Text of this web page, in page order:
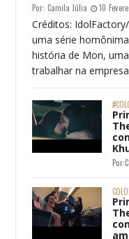
Por: Camila Júlia 10
Créditos: IdolFactory/
uma série
história de Mon,
trabalhar na
Por: